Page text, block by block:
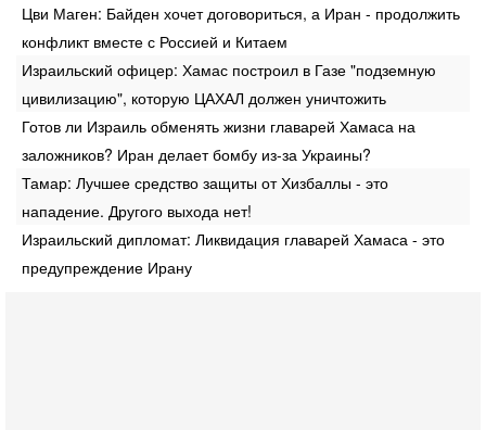
Цви Маген: Байден хочет договориться, а Иран - продолжить
конфликт вместе с Россией и Китаем
Израильский офицер: Хамас построил в Газе "подземную
цивилизацию", которую ЦАХАЛ должен уничтожить
Готов ли Израиль обменять жизни главарей Хамаса на
заложников? Иран делает бомбу из-за Украины?
Тамар: Лучшее средство защиты от Хизбаллы - это
нападение. Другого выхода нет!
Израильский дипломат: Ликвидация главарей Хамаса - это
предупреждение Ирану